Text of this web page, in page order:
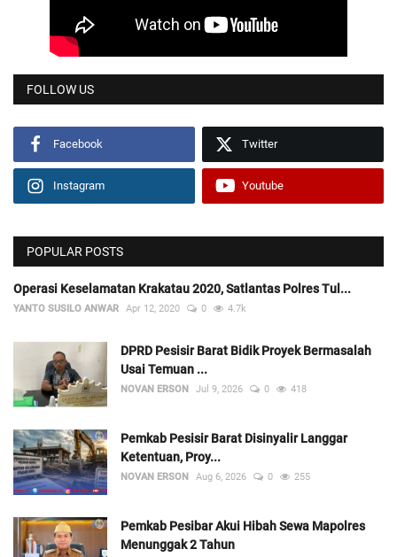
FOLLOW US
Facebook Twitter
Instagram Youtube
POPULAR POSTS
Operasi Keselamatan Krakatau 2020, Satlantas Polres Tul...
YANTO SUSILO ANWAR Apr 12, 2020 0 4.7k
DPRD Pesisir Barat Bidik Proyek Bermasalah
Usai Temuan ...
NOVAN ERSON Jul 9, 2026 0 418
Pemkab Pesisir Barat Disinyalir Langgar
Ketentuan, Proy...
NOVAN ERSON Aug 6, 2026 0 255
Pemkab Pesibar Akui Hibah Sewa Mapolres
Menunggak 2 Tahun